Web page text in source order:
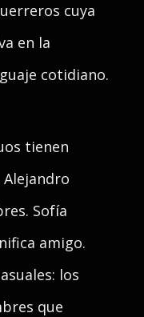
cuya
en la
cotidiano.
tienen
Alejandro
Sofía
amigo.
los
que